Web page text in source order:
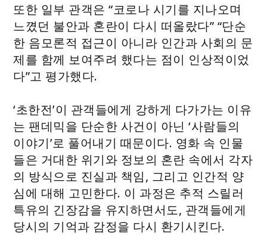
또한 일부 관객은 “코로나 시기를 지나오며
느꼈던 불안과 혼란이 다시 떠올랐다” “단순
한 음모론적 접근이 아니라 인간과 사회의 문
제를 함께 보여주려 했다는 점이 인상적이었
다”고 평가했다.
‘초한전’이 관객들에게 강하게 다가가는 이유
는 팬데믹을 단순한 사건이 아닌 ‘사람들의
이야기’로 풀어내기 때문이다. 영화 속 인물
들은 거대한 위기와 정보의 혼란 속에서 각자
의 방식으로 진실과 책임, 그리고 인간적 양
심에 대해 고민한다. 이 과정은 추적 스릴러
특유의 긴장감을 유지하면서도, 관객들에게
당시의 기억과 감정을 다시 환기시킨다.